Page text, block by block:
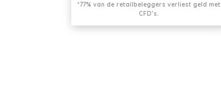
*77% van de retailbeleggers verliest geld met
CFD’s.